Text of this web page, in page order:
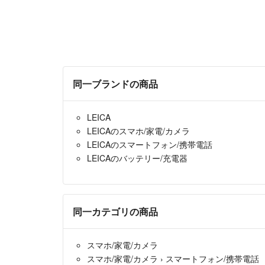
同一ブランドの商品
LEICA
LEICAのスマホ/家電/カメラ
LEICAのスマートフォン/携帯電話
LEICAのバッテリー/充電器
同一カテゴリの商品
スマホ/家電/カメラ
スマホ/家電/カメラ › スマートフォン/携帯電話